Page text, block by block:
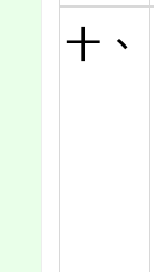
十、